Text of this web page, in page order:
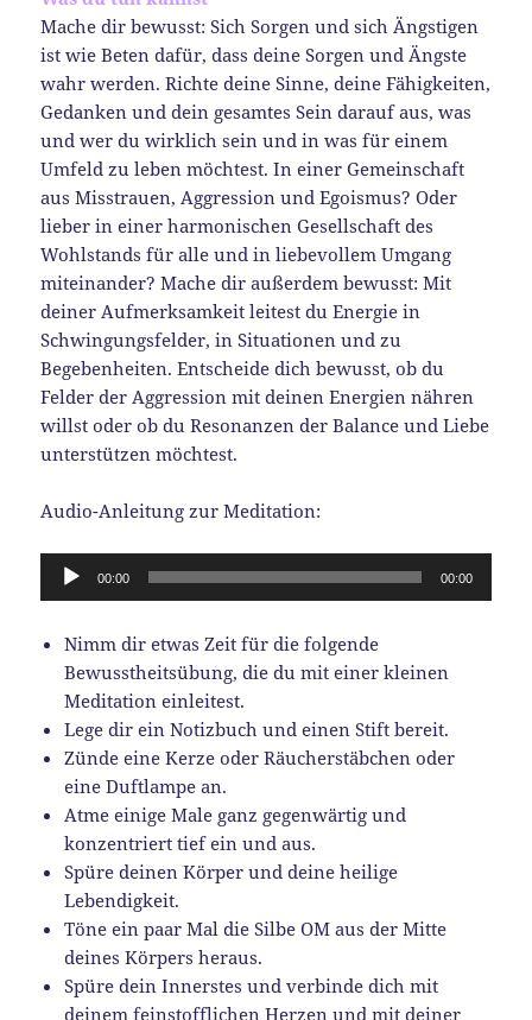
Mache dir bewusst: Sich Sorgen und sich Ängstigen
ist wie Beten dafür, dass deine Sorgen und Ängste
wahr werden. Richte deine Sinne, deine Fähigkeiten,
Gedanken und dein gesamtes Sein darauf aus, was
und wer du wirklich sein und in was für einem
Umfeld zu leben möchtest. In einer Gemeinschaft
aus Misstrauen, Aggression und Egoismus? Oder
lieber in einer harmonischen Gesellschaft des
Wohlstands für alle und in liebevollem Umgang
miteinander? Mache dir außerdem bewusst: Mit
deiner Aufmerksamkeit leitest du Energie in
Schwingungsfelder, in Situationen und zu
Begebenheiten. Entscheide dich bewusst, ob du
Felder der Aggression mit deinen Energien nähren
willst oder ob du Resonanzen der Balance und Liebe
unterstützen möchtest.
Audio-Anleitung zur Meditation:
Audio-
Player
00:00 00:00
Nimm dir etwas Zeit für die folgende
Bewusstheitsübung, die du mit einer kleinen
Meditation einleitest.
Lege dir ein Notizbuch und einen Stift bereit.
Zünde eine Kerze oder Räucherstäbchen oder
eine Duftlampe an.
Atme einige Male ganz gegenwärtig und
konzentriert tief ein und aus.
Spüre deinen Körper und deine heilige
Lebendigkeit.
Töne ein paar Mal die Silbe OM aus der Mitte
deines Körpers heraus.
Spüre dein Innerstes und verbinde dich mit
deinem feinstofflichen Herzen und mit deiner